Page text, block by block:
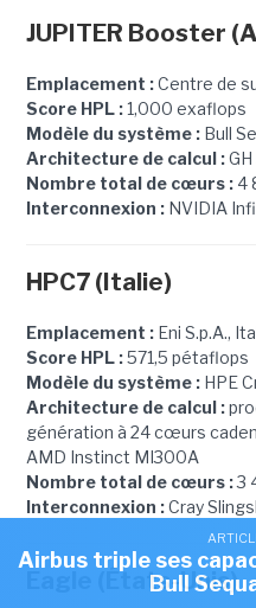
JUPITER Booster
Emplacement :Centre de
Score HPL :1,000 exaflops
Modèle du système :Bull
Architecture de calcul :GH
Nombre total de cœurs :4
Interconnexion :NVIDIA
HPC7 (Italie)
Emplacement :Eni S.p.A.,
Score HPL :571,5 pétaflops
Modèle du système :HPE
Architecture de calcul :
génération à 24 cœurs
AMD Instinct MI300A
Nombre total de cœurs :3
Interconnexion :Cray
Eagle (États-Unis)
Airbus triple ses
Bull